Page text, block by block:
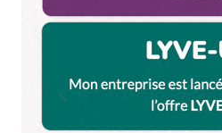
69007 Lyon Article sur Lyon
lyon.citycrunch.fr/chez-
lyon/2009/05/09/ […]
Répondre
La Guillotière Lyon le dimanche |
22 février 2013 à 8 h 57 min